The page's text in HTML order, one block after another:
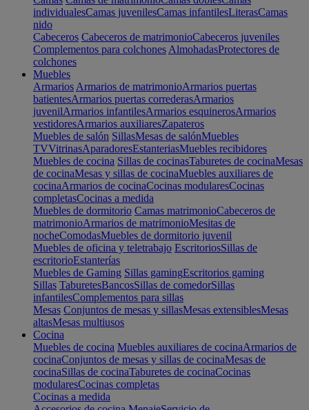
individualesCamas juvenilesCamas infantilesLiterasCamas
nido
Cabeceros Cabeceros de matrimonioCabeceros juveniles
Complementos para colchones AlmohadasProtectores de
colchones
Muebles
Armarios Armarios de matrimonioArmarios puertas
batientesArmarios puertas correderasArmarios
juvenilArmarios infantilesArmarios esquinerosArmarios
vestidoresArmarios auxiliaresZapateros
Muebles de salón SillasMesas de salónMuebles
TVVitrinasAparadoresEstanteriasMuebles recibidores
Muebles de cocina Sillas de cocinasTaburetes de cocinaMesas
de cocinaMesas y sillas de cocinaMuebles auxiliares de
cocinaArmarios de cocinaCocinas modularesCocinas
completasCocinas a medida
Muebles de dormitorio Camas matrimonioCabeceros de
matrimonioArmarios de matrimonioMesitas de
nocheComodasMuebles de dormitorio juvenil
Muebles de oficina y teletrabajo EscritoriosSillas de
escritorioEstanterías
Muebles de Gaming Sillas gamingEscritorios gaming
Sillas TaburetesBancosSillas de comedorSillas
infantilesComplementos para sillas
Mesas Conjuntos de mesas y sillasMesas extensiblesMesas
altasMesas multiusos
Cocina
Muebles de cocina Muebles auxiliares de cocinaArmarios de
cocinaConjuntos de mesas y sillas de cocinaMesas de
cocinaSillas de cocinaTaburetes de cocinaCocinas
modularesCocinas completas
Cocinas a medida